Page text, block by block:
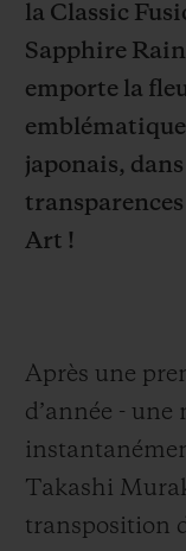
la Classic
Sapphire
emporte la
japonais,
Art !
Après une
d’année -
Takashi
transposition